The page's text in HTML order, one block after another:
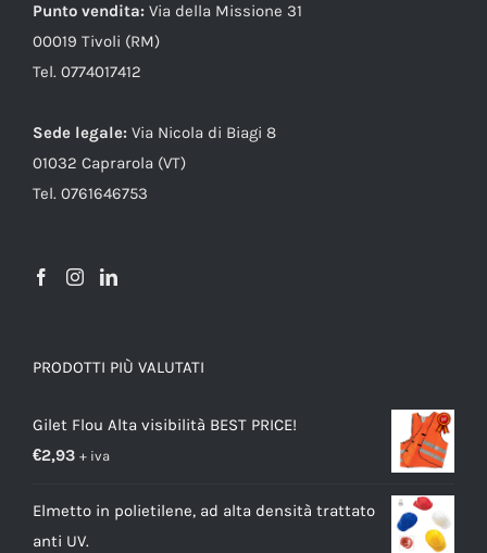
Punto vendita: Via della Missione 31
00019 Tivoli (RM)
Tel. 0774017412
Sede legale: Via Nicola di Biagi 8
01032 Caprarola (VT)
Tel. 0761646753
PRODOTTI PIÙ VALUTATI
Gilet Flou Alta visibilità BEST PRICE!
€2,93 + iva
Elmetto in polietilene, ad alta densità trattato
anti UV.